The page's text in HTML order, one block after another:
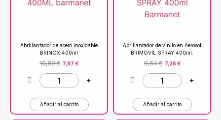
Abrillantador de acero inoxidable
BRINOX 400ml
10,89€ 7,87 €
Añadir al carrito
Abrillantador de vinilo en Aerosol
BRIMOVIL-SPRAY 400ml.
9,64€ 7,26 €
Añadir al carrito